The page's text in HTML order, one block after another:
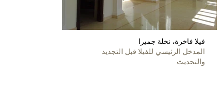
فيلا فاخرة، نخلة جميرا
المدخل الرئيسي للفيلا قبل التجديد
والتحديث